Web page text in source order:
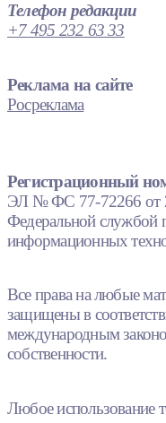
Телефон редакции
+7 495 232 63 33
Реклама на сайте
Росреклама
Регистрационный
ЭЛ № ФС 77-72266 от
Федеральной службой
информационных
Все права на любые
защищены в
международным
собственности.
Любое использование